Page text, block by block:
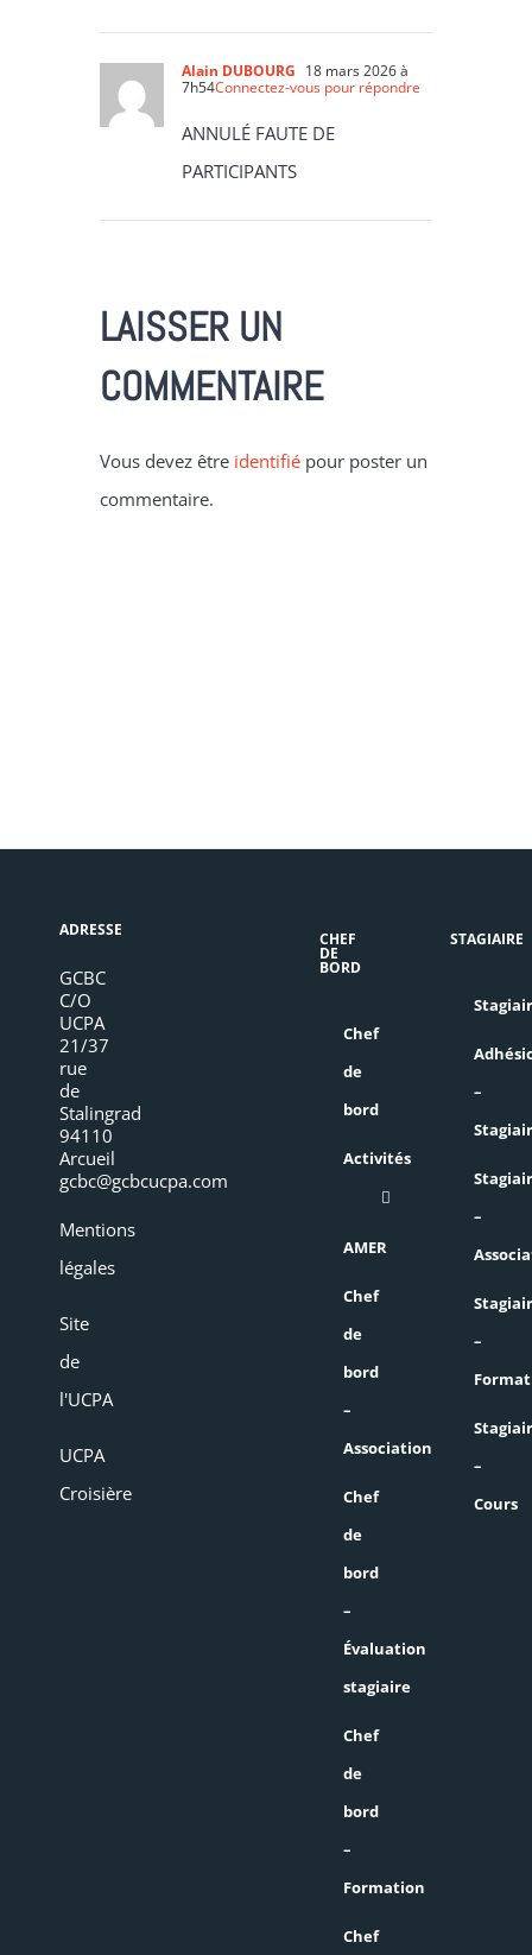
Alain DUBOURG 18 mars 2026 à
7h54Connectez-vous pour répondre
ANNULÉ FAUTE DE
PARTICIPANTS
LAISSER UN
COMMENTAIRE
Vous devez être identifié pour poster un
commentaire.
ADRESSE
GCBC
C/O
UCPA
21/37
rue
de
Stalingrad
94110
Arcueil
gcbc@gcbcucpa.com
Mentions
légales
Site
de
l'UCPA
UCPA
Croisière
CHEF
DE
BORD
Chef
de
bord
Activités
AMER
Chef
de
bord
–
Association
Chef
de
bord
–
Évaluation
stagiaire
Chef
de
bord
–
Formation
Chef
STAGIAIRE
–
–
–
–
Cours